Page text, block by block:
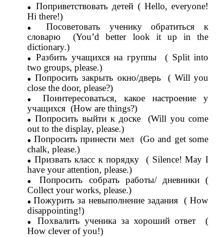
Поприветствовать детей ( Hello, everyone!
Hi there!)
Посоветовать ученику обратиться к
словарю (You’d better look it up in the
dictionary.)
Разбить учащихся на группы ( Split into
two groups, please.)
Попросить закрыть окно/дверь ( Will you
close the door, please?)
Поинтересоваться, какое настроение у
учащихся (How are things?)
Попросить выйти к доске (Will you come
out to the display, please.)
Попросить принести мел (Go and get some
chalk, please.)
Призвать класс к порядку ( Silence! May I
have your attention, please.)
Попросить собрать работы/ дневники (
Collect your works, please.)
Пожурить за невыполнение задания ( How
disappointing!)
Похвалить ученика за хороший ответ (
How clever of you!)